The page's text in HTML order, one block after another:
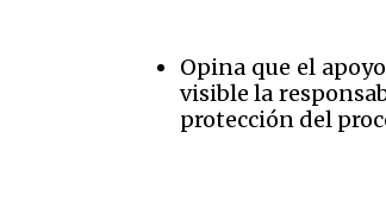
Opina que el
visible la
protección del